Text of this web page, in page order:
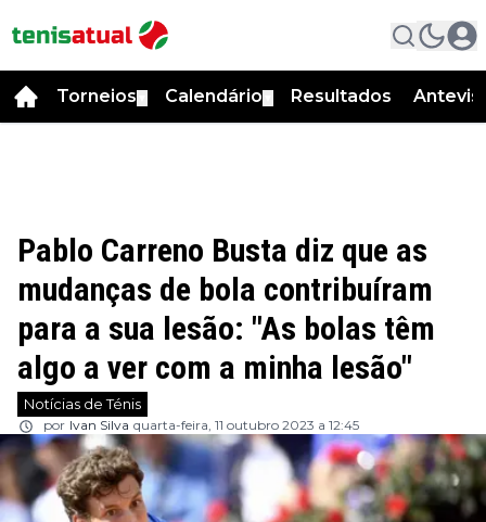
Torneios Calendário Resultados
Pablo Carreno Busta diz que as
mudanças de bola contribuíram
para a sua lesão: "As bolas têm
algo a ver com a minha lesão"
Notícias de Ténis
por Ivan Silva quarta-feira, 11 outubro 2023 a 12:45